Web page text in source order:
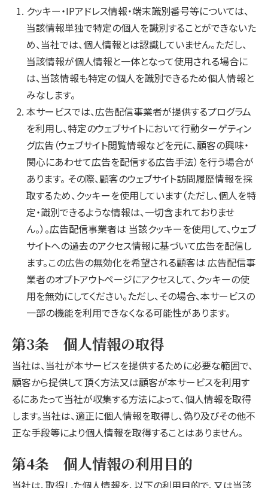
クッキー・IPアドレス情報・端末識別番号等については、
当該情報単独で特定の個人を識別することができないた
め、当社では、個人情報とは認識していません。ただし、
当該情報が個人情報と一体となって使用される場合に
は、当該情報も特定の個人を識別できるため個人情報と
みなします。
本サービスでは、広告配信事業者が提供するプログラム
を利用し、特定のウェブサイトにおいて行動ターゲティン
グ広告（ウェブサイト閲覧情報などを元に、顧客の興味・
関心にあわせて広告を配信する広告手法）を行う場合が
あります。 その際、顧客のウェブサイト訪問履歴情報を採
取するため、クッキーを使用しています（ただし、個人を特
定・識別できるような情報は、一切含まれておりませ
ん。）。広告配信事業者は 当該クッキーを使用して、ウェブ
サイトへの過去のアクセス情報に基づいて広告を配信し
ます。この広告の無効化を希望される顧客は 広告配信事
業者のオプトアウトページにアクセスして、クッキーの使
用を無効にしてください。ただし、その場合、本サービスの
一部の機能を利用できなくなる可能性があります。
第3条 個人情報の取得
当社は、当社が本サービスを提供するために必要な範囲で、
顧客から提供して頂く方法又は顧客が本サービスを利用す
るにあたって当社が収集する方法によって、個人情報を取得
します。当社は、適正に個人情報を取得し、偽り及びその他不
正な手段等により個人情報を取得することはありません。
第4条 個人情報の利用目的
当社は、取得した個人情報を、以下の利用目的で、又は当該